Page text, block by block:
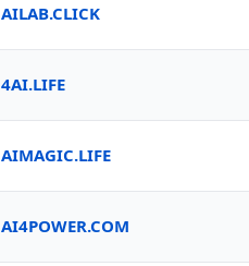
AILAB.CLICK
4AI.LIFE
AIMAGIC.LIFE
AI4POWER.COM